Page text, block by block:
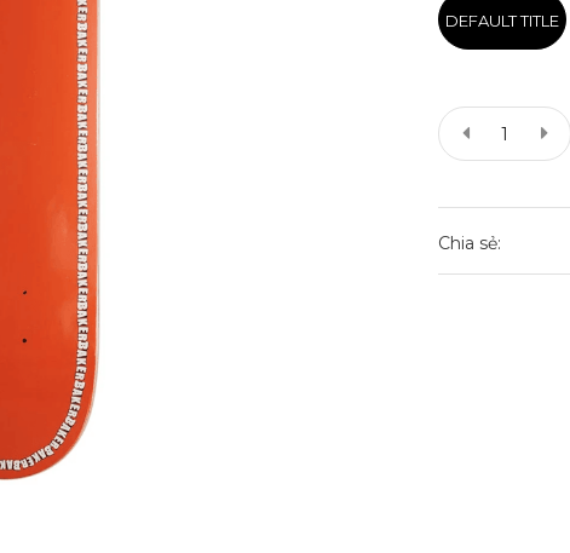
DEFAULT TITLE
Chia sẻ: